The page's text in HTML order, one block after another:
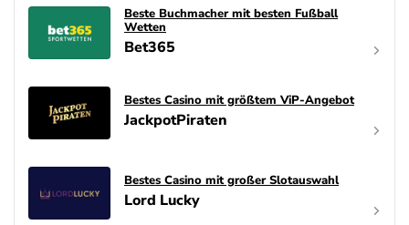
Bwin Bonus
100% bis zu 100€
AGB gelten
bet-at-home Bonus
AGB gelten
Beste Buchmacher mit besten Fußball
Wetten
Bet365
Bestes Casino mit größtem ViP-Angebot
JackpotPiraten
Bestes Casino mit großer Slotauswahl
Lord Lucky